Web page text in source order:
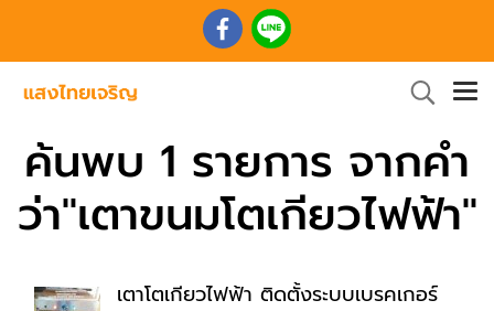
ค้นพบ 1 รายการ จากคำ
ว่า"เตาขนมโตเกียวไฟฟ้า"
เตาโตเกียวไฟฟ้า ติดตั้งระบบเบรคเกอร์